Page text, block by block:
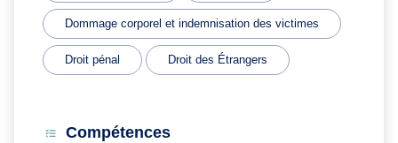
Dommage corporel et indemnisation des victimes
Droit pénal Droit des Étrangers
Compétences